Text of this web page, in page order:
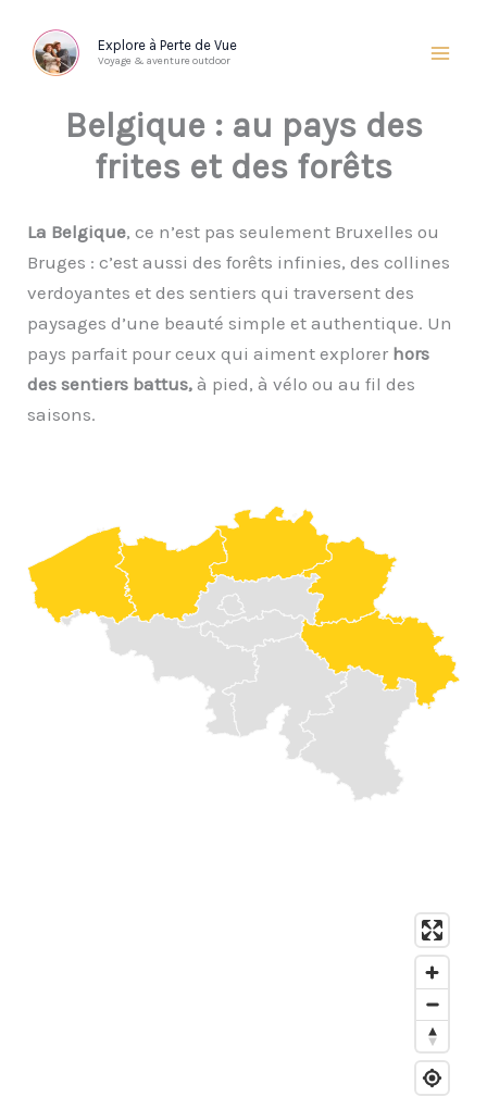
contenu
Explore à Perte de Vue
Voyage & aventure outdoor
Belgique : au pays des
frites et des forêts
La Belgique, ce n’est pas seulement Bruxelles ou
Bruges : c’est aussi des forêts infinies, des collines
verdoyantes et des sentiers qui traversent des
paysages d’une beauté simple et authentique. Un
pays parfait pour ceux qui aiment explorer hors
des sentiers battus, à pied, à vélo ou au fil des
saisons.